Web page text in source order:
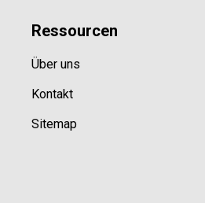
Ressourcen
Über uns
Kontakt
Sitemap